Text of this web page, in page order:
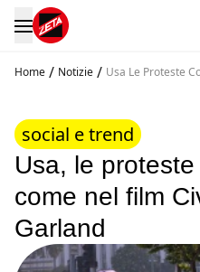
Home / Notizie / Usa Le Proteste
social e trend
Usa, le
come nel film
Garland